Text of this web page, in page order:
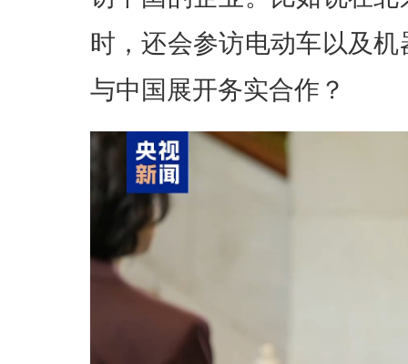
时，还会参访电动车以及
与中国展开务实合作？